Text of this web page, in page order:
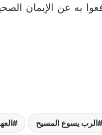
به عن الإيمان
الرب يسوع المسيح